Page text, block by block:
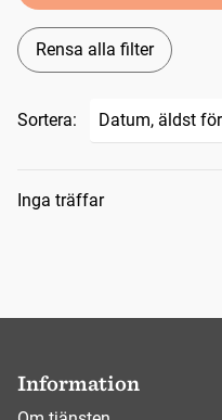
Rensa alla filter
Sortera:
Sökresultat
Inga träffar
Information